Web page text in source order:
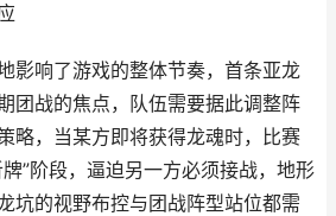
影响了游戏的整体节奏，首条亚龙
团战的焦点，队伍需要据此调整阵
略，当某方即将获得龙魂时，比赛
”阶段，逼迫另一方必须接战，地形
坑的视野布控与团战阵型站位都需